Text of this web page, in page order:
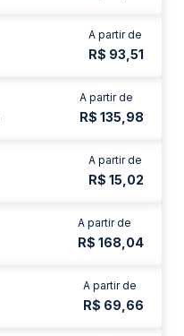
A partir de
R$ 93,51
A partir de
R$ 135,98
A partir de
R$ 15,02
A partir de
R$ 168,04
A partir de
R$ 69,66